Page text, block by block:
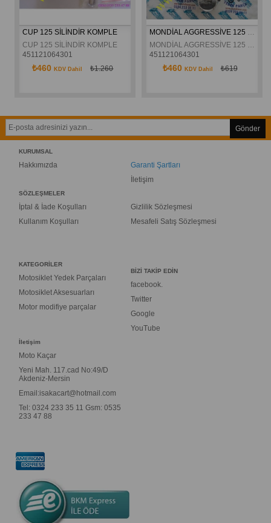
CUP 125 SİLİNDİR KOMPLE
CUP 125 SİLİNDİR KOMPLE
451121064301
₺460KDV Dahil ₺1.260
MONDİAL AGGRESSİVE 125 SİLİNDİR ORJİNAL
MONDİAL AGGRESSİVE 125 SİLİNDİR ORJİNAL
451121064301
₺460 KDV Dahil ₺619
Gönder
KURUMSAL
Hakkımızda
Garanti Şartları
İletişim
SÖZLEŞMELER
İptal & İade Koşulları
Kullanım Koşulları
Gizlilik Sözleşmesi
Mesafeli Satış Sözleşmesi
KATEGORİLER
Motosiklet Yedek Parçaları
Motosiklet Aksesuarları
Motor modifiye parçalar
BİZİ TAKİP EDİN
facebook.
Twitter
Google
YouTube
İletişim
Moto Kaçar
Yeni Mah. 117.cad No:49/D
Akdeniz-Mersin
Email:isakacart@hotmail.com
Tel: 0324 233 35 11 Gsm: 0535
233 47 88